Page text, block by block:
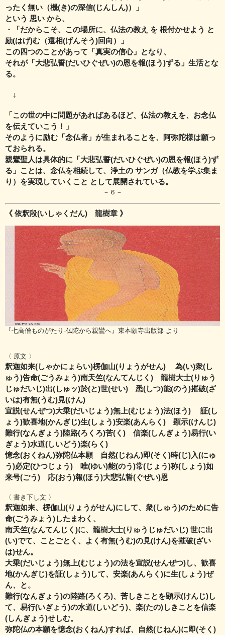
ったく無い（機(き)の深信(じんしん)）」
という 思い から、
・「だからこそ、この場所に、仏法の教え を 根付かせよう と
励(はげ)む（還相(げんそう)回向）」
この四つのことがあって「真実の信心」となり、
それが「大悲弘誓(だいひぐぜい)の恩を報(ほう)ずる」生活とな
る。
↓
「この世の中に問題があればあるほど、仏法の教えを、お念仏
を伝えていこう！」
そのように励む「念仏者」が生まれることを、阿弥陀様は願っ
ておられる。
親鸞聖人は具体的に「大悲弘誓(だいひぐぜい)の恩を報(ほう)ず
る」ことは、念仏を相続して、 浄土の サンガ（仏教を学ぶ集ま
り）を実現していくこと として展開されている。
－６－
《 依釈段(いしゃくだん) 龍樹章 》
『七高僧ものがたり-仏陀から親鸞へ』東本願寺出版部 より
〈 原文 〉
釈迦如来(しゃかにょらい)楞伽山(りょうがせん) 為(い)衆(し
ゅう)告命(ごうみょう)南天竺(なんてんじく) 龍樹大士(りゅう
じゅだいじ)出(しゅッ)於(と)世(せい) 悉(しつ)能(のう)摧破(ざ
いは)有無(うむ)見(けん)
宣説(せんぜつ)大乗(だいじょう)無上(むじょう)法(ほう) 証(し
ょう)歓喜地(かんぎじ)生(しょう)安楽(あんらく) 顕示(けんじ)
難行(なんぎょう)陸路(ろくろ)苦(く) 信楽(しんぎょう)易行(い
ぎょう)水道(しいどう)楽(らく)
憶念(おくねん)弥陀仏本願 自然(じねん)即(そく)時(じ)入(にゅ
う)必定(ひつじょう) 唯(ゆい)能(のう)常(じょう)称(しょう)如
来号(ごう) 応(おう)報(ほう)大悲弘誓(ぐぜい)恩
〈 書き下し文 〉
釈迦如来、楞伽山(りょうがせん)にして、衆(しゅう)のために告
命(ごうみょう)したまわく、
南天竺(なんてんじく)に、龍樹大士(りゅうじゅだいじ) 世に出
(い)でて、ことごとく、よく有無(うむ)の見(けん)を摧破(ざい
は)せん。
大乗(だいじょう)無上(むじょう)の法を宣説(せんぜつ)し、歓喜
地(かんぎじ)を証(しょう)して、安楽(あんらく)に生(しょう)ぜ
ん、と。
難行(なんぎょう)の陸路(ろくろ)、苦しきことを顕示(けんじ)し
て、易行(いぎょう)の水道(しいどう)、楽(たの)しきことを信楽
(しんぎょう)せしむ。
弥陀仏の本願を憶念(おくねん)すれば、自然(じねん)に即(そく)